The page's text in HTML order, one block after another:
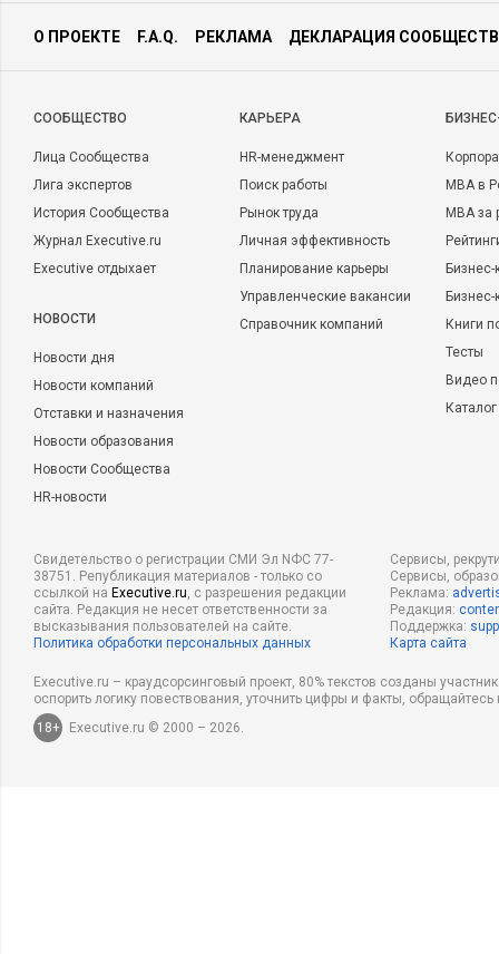
О ПРОЕКТЕ F.A.Q. РЕКЛАМА ДЕКЛАРАЦИЯ
CООБЩЕСТВО
Лица Сообщества
Лига экспертов
История Сообщества
Журнал Executive.ru
Executive отдыхает
НОВОСТИ
Новости дня
Новости компаний
Отставки и назначения
Новости образования
Новости Сообщества
HR-новости
КАРЬЕРА
HR-менеджмент
Поиск работы
Рынок труда
Личная эффективность
Планирование карьеры
Управленческие вакансии
Справочник компаний
MBA в
MBA
Бизнес-
Книги
Тесты
Видео
Свидетельство о регистрации СМИ Эл NФС 77-
38751. Републикация материалов - только со
ссылкой на Executive.ru, с разрешения редакции
сайта. Редакция не несет ответственности за
высказывания пользователей на сайте.
Политика обработки персональных данных
Сервисы,
Сервисы,
Реклама:
Редакция:
Поддержка:
Карта сайта
Executive.ru – краудсорсинговый проект, 80% текстов созданы
оспорить логику повествования, уточнить цифры и факты,
18+
Executive.ru © 2000 – 2026.